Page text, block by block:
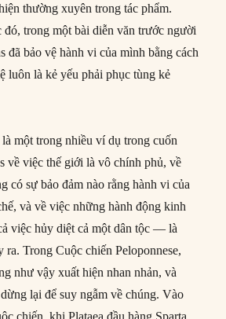
thường xuyên trong tác phẩm.
đó, trong một bài diễn văn trước người
đã bảo vệ hành vi của mình bằng cách
luôn là kẻ yếu phải phục tùng kẻ
một trong nhiều ví dụ trong cuốn
về việc thế giới là vô chính phủ, về
có sự bảo đảm nào rằng hành vi của
và về việc những hành động kinh
việc hủy diệt cả một dân tộc — là
ra. Trong Cuộc chiến Peloponnese,
như vậy xuất hiện nhan nhản, và
lại để suy ngẫm về chúng. Vào
chiến, khi Plataea đầu hàng Sparta,